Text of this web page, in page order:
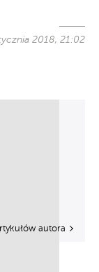
2018, 21:02
autora